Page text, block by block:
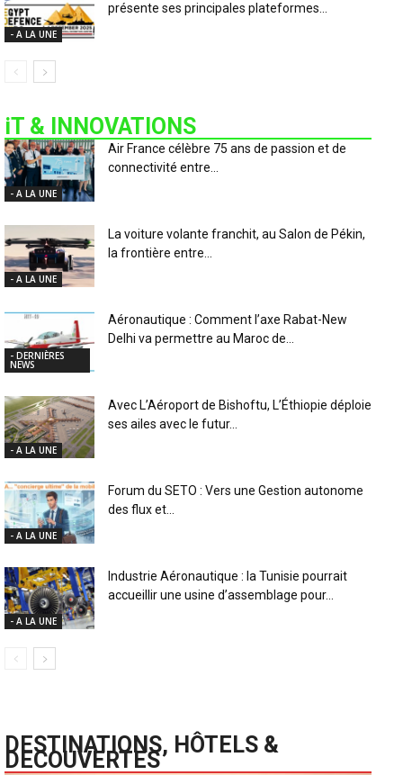
- A LA UNE
présente ses principales plateformes...
iT & INNOVATIONS
- A LA UNE
Air France célèbre 75 ans de passion et de
connectivité entre...
- A LA UNE
La voiture volante franchit, au Salon de Pékin,
la frontière entre...
- DERNIÈRES
NEWS
Aéronautique : Comment l’axe Rabat-New
Delhi va permettre au Maroc de...
- A LA UNE
Avec L’Aéroport de Bishoftu, L’Éthiopie déploie
ses ailes avec le futur...
- A LA UNE
Forum du SETO : Vers une Gestion autonome
des flux et...
- A LA UNE
Industrie Aéronautique : la Tunisie pourrait
accueillir une usine d’assemblage pour...
DESTINATIONS, HÔTELS &
DECOUVERTES